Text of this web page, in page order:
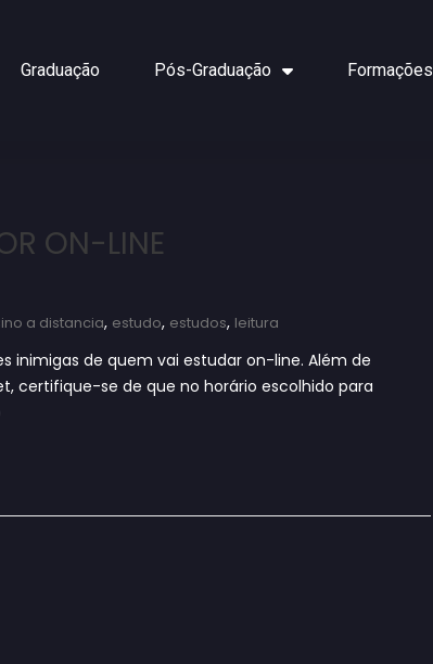
Graduação Pós-Graduação Formações
ON-LINE
a distancia, estudo, estudos, leitura
inimigas de quem vai estudar on-line. Além de
certifique-se de que no horário escolhido para